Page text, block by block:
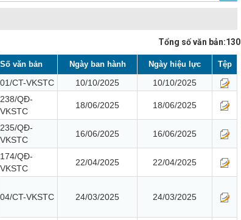
Tổng số văn bản:130
Số văn bản Ngày ban hành Ngày hiệu lực Tệp
01/CT-VKSTC 10/10/2025 10/10/2025
238/QĐ-
VKSTC
18/06/2025 18/06/2025
235/QĐ-
VKSTC
16/06/2025 16/06/2025
174/QĐ-
VKSTC
22/04/2025 22/04/2025
04/CT-VKSTC 24/03/2025 24/03/2025